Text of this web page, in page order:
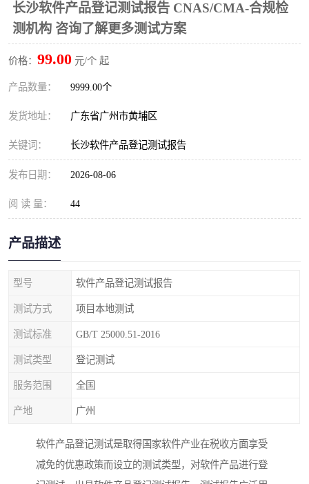
长沙软件产品登记测试报告 CNAS/CMA-合规检
测机构 咨询了解更多测试方案
价格： 99.00 元/个 起
产品数量： 9999.00个
发货地址： 广东省广州市黄埔区
关键词： 长沙软件产品登记测试报告
发布日期： 2026-08-06
阅 读 量： 44
产品描述
型号 软件产品登记测试报告
测试方式 项目本地测试
测试标准 GB/T 25000.51-2016
测试类型 登记测试
服务范围 全国
产地 广州
软件产品登记测试是取得国家软件产业在税收方面享受
减免的优惠政策而设立的测试类型，对软件产品进行登